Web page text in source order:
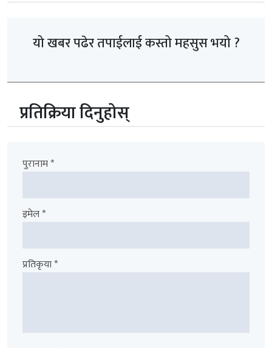
यो खबर पढेर तपाईलाई कस्तो महसुस भयो ?
प्रतिक्रिया दिनुहोस्
पुरानाम *
इमेल *
प्रतिकृया *